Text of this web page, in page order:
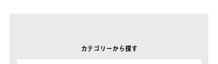
カテゴリーから探す